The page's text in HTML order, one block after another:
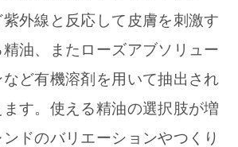
外線と反応して皮膚を刺激す
油、またローズアブソリュー
など有機溶剤を用いて抽出され
す。使える精油の選択肢が増
ドのバリエーションやつくり